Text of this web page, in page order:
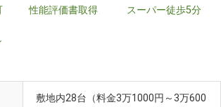
性能評価書取得 スーパー徒歩5分
敷地内28台（料金3万1000円～3万600